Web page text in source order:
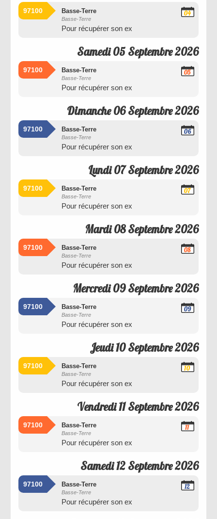
97100 Basse-Terre
Basse-Terre
Pour récupérer son ex
04
Samedi 05 Septembre 2026
97100 Basse-Terre
Basse-Terre
Pour récupérer son ex
05
Dimanche 06 Septembre 2026
97100 Basse-Terre
Basse-Terre
Pour récupérer son ex
06
Lundi 07 Septembre 2026
97100 Basse-Terre
Basse-Terre
Pour récupérer son ex
07
Mardi 08 Septembre 2026
97100 Basse-Terre
Basse-Terre
Pour récupérer son ex
08
Mercredi 09 Septembre 2026
97100 Basse-Terre
Basse-Terre
Pour récupérer son ex
09
Jeudi 10 Septembre 2026
97100 Basse-Terre
Basse-Terre
Pour récupérer son ex
10
Vendredi 11 Septembre 2026
97100 Basse-Terre
Basse-Terre
Pour récupérer son ex
11
Samedi 12 Septembre 2026
97100 Basse-Terre
Basse-Terre
Pour récupérer son ex
12